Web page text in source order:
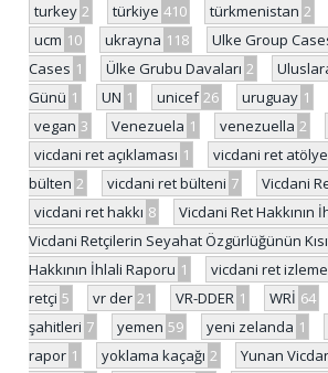
turkey 2 türkiye 410 türkmenistan 2
ucm 10 ukrayna 118 Ulke Group
Cases 1 Ülke Grubu Davaları 2
Günü 1 UN 1 unicef 26 uruguay 1
vegan 3 Venezuela 1 venezuella 2
vicdani ret açıklaması 1 vicdani ret
bülten 2 vicdani ret bülteni 7 Vicdani
vicdani ret hakkı 8
Vicdani Ret Hakkının
Vicdani Retçilerin Seyahat Özgürlüğünün
Hakkının İhlali Raporu 1 vicdani ret izleme
retçi 5 vr der 21 VR-DDER 1 WRİ 64
şahitleri 7 yemen 59 yeni zelanda 1
rapor 1 yoklama kaçağı 2
Yunan